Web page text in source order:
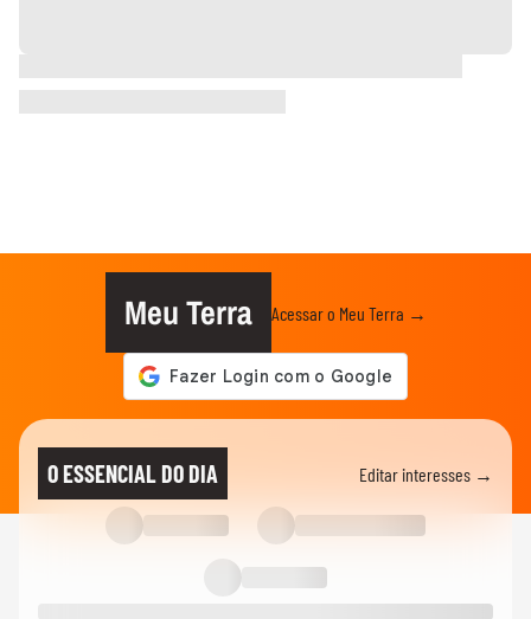
Meu Terra Acessar o Meu Terra →
O ESSENCIAL DO DIA Editar interesses →